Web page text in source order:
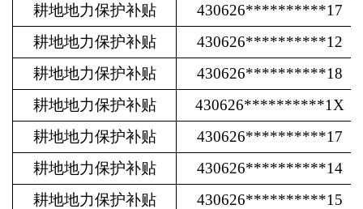
耕地地力保护补贴
430626**********17
耕地地力保护补贴
430626**********12
耕地地力保护补贴
430626**********18
耕地地力保护补贴
430626**********1X
耕地地力保护补贴
430626**********17
耕地地力保护补贴
430626**********14
耕地地力保护补贴
430626**********15